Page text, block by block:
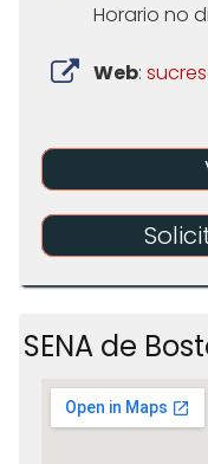
Horario no
Web:
SENA de